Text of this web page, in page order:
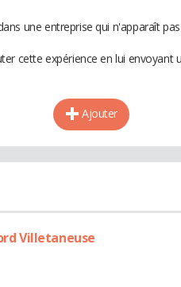
une entreprise qui n'apparaît
cette expérience en lui envoyant
Ajouter
Villetaneuse